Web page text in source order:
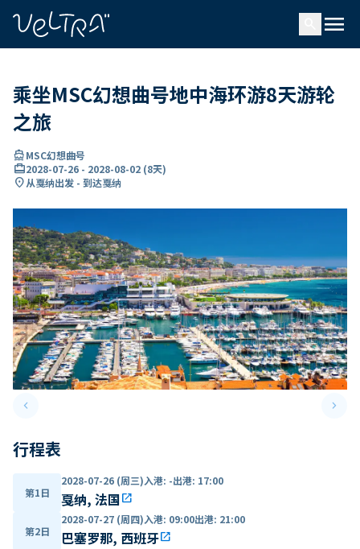
menu
乘坐MSC幻想曲号地中海环游8天游轮
之旅
directions_boatMSC幻想曲号
card_travel2028-07-26 - 2028-08-02 (8天)
location_on从戛纳出发 - 到达戛纳
keyboard_arrow_leftPrevious slide keyboard_arrow_right
行程表
第1日
2028-07-26 (周三)入港: -出港: 17:00
戛纳, 法国open_in_new
第2日
2028-07-27 (周四)入港: 09:00出港: 21:00
巴塞罗那, 西班牙open_in_new